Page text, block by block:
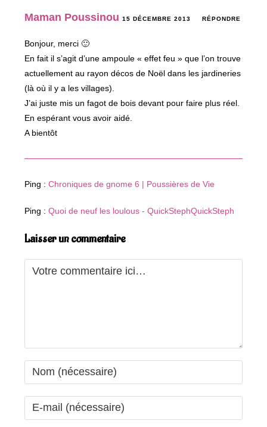
Maman Poussinou 15 DÉCEMBRE 2013 RÉPONDRE
Bonjour, merci 🙂
En fait il s’agit d’une ampoule « effet feu » que l’on trouve
actuellement au rayon décos de Noël dans les jardineries
(là où il y a les villages).
J’ai juste mis un fagot de bois devant pour faire plus réel.
En espérant vous avoir aidé.
A bientôt
Ping :Chroniques de gnome 6 | Poussières de Vie
Ping :Quoi de neuf les loulous - QuickStephQuickSteph
Laisser un commentaire
Comment
Enter
your
name
Enter
your